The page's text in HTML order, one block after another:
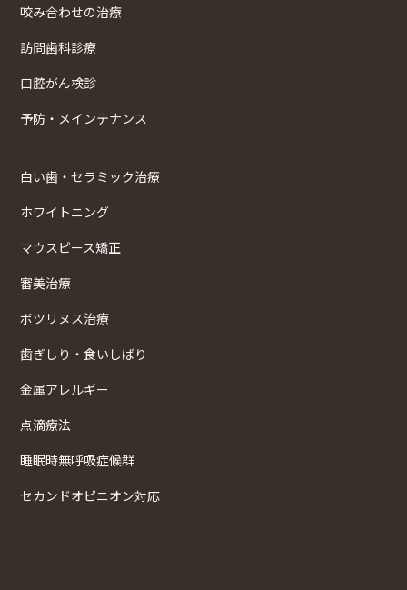
咬み合わせの治療
訪問歯科診療
口腔がん検診
予防・メインテナンス
白い歯・セラミック治療
ホワイトニング
マウスピース矯正
審美治療
ボツリヌス治療
歯ぎしり・食いしばり
金属アレルギー
点滴療法
睡眠時無呼吸症候群
セカンドオピニオン対応